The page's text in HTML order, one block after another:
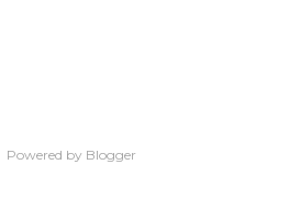
Powered by Blogger